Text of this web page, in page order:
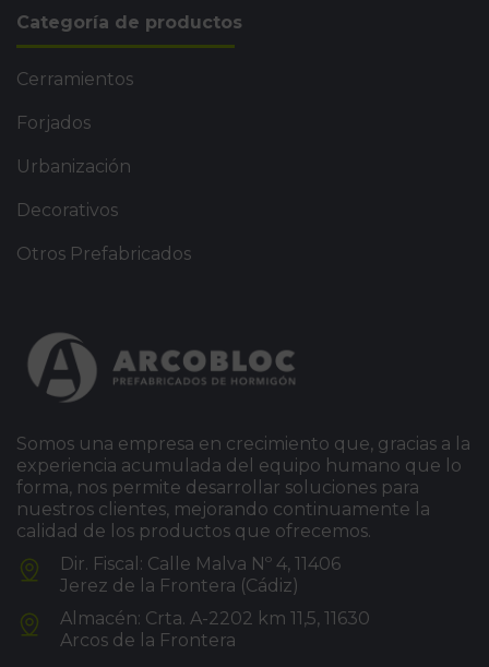
Categoría de productos
Cerramientos
Forjados
Urbanización
Decorativos
Otros Prefabricados
Somos una empresa en crecimiento que, gracias a la
experiencia acumulada del equipo humano que lo
forma, nos permite desarrollar soluciones para
nuestros clientes, mejorando continuamente la
calidad de los productos que ofrecemos.
Dir. Fiscal: Calle Malva Nº 4, 11406
Jerez de la Frontera (Cádiz)
Almacén: Crta. A-2202 km 11,5, 11630
Arcos de la Frontera